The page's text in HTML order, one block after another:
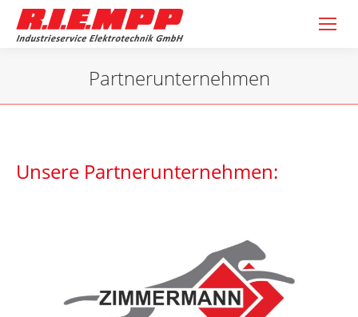
Partnerunternehmen
Sie befinden sich hier:
Unsere Partnerunternehmen: